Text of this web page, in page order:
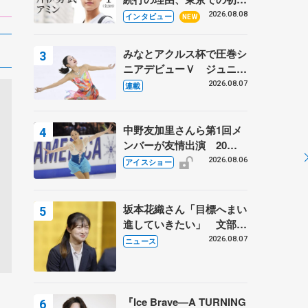
ての一人暮らし 注目スケ
インタビュー NEW 2026.08.08
みなとアクルス杯で圧巻シ
ニアデビューＶ ジュニア
で４シーズン無敗の島田麻
連載 2026.08.07
中野友加里さんら第1回メ
ンバーが友情出演 20周
年の「フレンズオンアイ
アイスショー 2026.08.06
坂本花織さん「目標へまい
進していきたい」 文部科
学省スポーツ表彰式で代表
ニュース 2026.08.07
『Ice Brave―A TURNING